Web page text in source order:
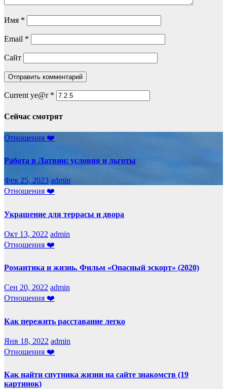
Имя *
Email *
Сайт
Current ye@r *
Сейчас смотрят
Отношения ❤️
Работа в Латвии: условия и льготы
Фев 25, 2023 admin
Отношения ❤️
Украшение для террасы и двора
Окт 13, 2022 admin
Отношения ❤️
Романтика и жизнь. Фильм «Опасный эскорт» (2020)
Сен 20, 2022 admin
Отношения ❤️
Как пережить расставание легко
Янв 18, 2022 admin
Отношения ❤️
Как найти спутника жизни на сайте знакомств (19
картинок)